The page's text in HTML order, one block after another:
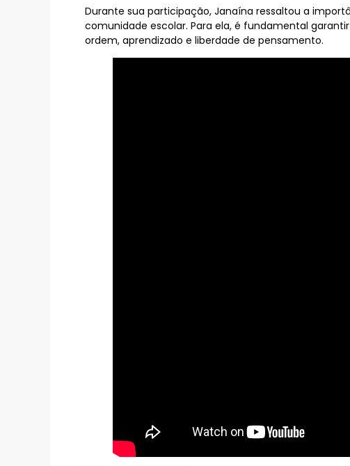
Durante sua participação, Janaína ressaltou a
comunidade escolar. Para ela, é fundamental
ordem, aprendizado e liberdade de pensamento.